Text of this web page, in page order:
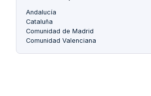
Andalucía
Cataluña
Comunidad de Madrid
Comunidad Valenciana